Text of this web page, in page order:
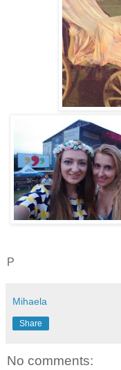
P
Mihaela
Share
No comments: